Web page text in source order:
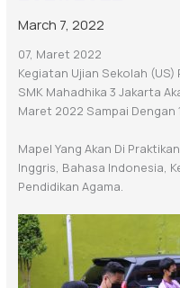
March 7, 2022
07, Maret 2022
Kegiatan Ujian Sekolah (US)
SMK Mahadhika 3 Jakarta
Maret 2022 Sampai Dengan
Mapel Yang Akan Di
Inggris, Bahasa Indonesia,
Pendidikan Agama.